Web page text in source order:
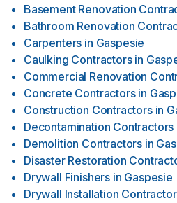
Basement Renovation
Bathroom Renovation
Carpenters in Gaspesie
Caulking Contractors in
Commercial Renovation
Concrete Contractors in
Construction Contractors in
Decontamination Contractors
Demolition Contractors in
Disaster Restoration
Drywall Finishers in Gaspesie
Drywall Installation